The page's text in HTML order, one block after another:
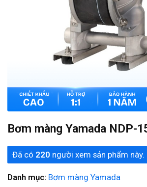
Bơm màng Yamada NDP-
Đã có 220 người xem sản phẩm này.
Danh mục: Bơm màng Yamada